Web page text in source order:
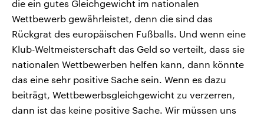
die ein gutes Gleichgewicht im nationalen
Wettbewerb gewährleistet, denn die sind das
Rückgrat des europäischen Fußballs. Und wenn eine
Klub-Weltmeisterschaft das Geld so verteilt, dass sie
nationalen Wettbewerben helfen kann, dann könnte
das eine sehr positive Sache sein. Wenn es dazu
beiträgt, Wettbewerbsgleichgewicht zu verzerren,
dann ist das keine positive Sache. Wir müssen uns